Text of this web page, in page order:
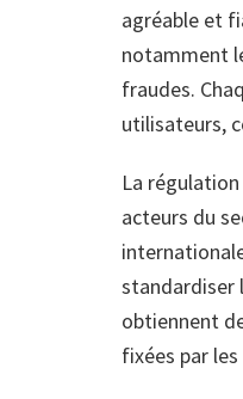
agréable et
notamment
fraudes.
utilisateurs,
La
acteurs du
standardiser
obtiennent
fixées par